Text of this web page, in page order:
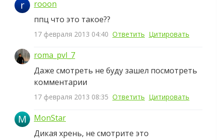
r
rooon
ппц что это такое??
17 февраля 2013 04:40 Ответить Цитировать
roma_pvl_7
Даже смотреть не буду зашел посмотреть
комментарии
17 февраля 2013 08:35 Ответить Цитировать
M
MonStar
Дикая хрень, не смотрите это